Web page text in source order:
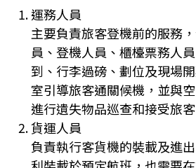
運務人員
主要負責旅客登機前的服務
員、登機人員、櫃檯票務人
到、行李過磅、劃位及現場
室引導旅客通關候機，並與
進行遺失物品巡查和接受旅客
貨運人員
負責執行客貨機的裝載及進